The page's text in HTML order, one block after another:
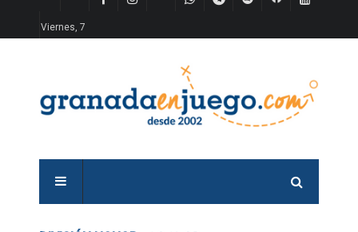
Viernes, 7